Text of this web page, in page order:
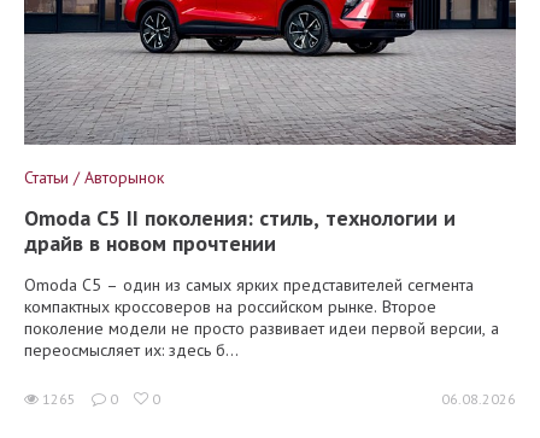
Статьи / Авторынок
Omoda C5 II поколения: стиль, технологии и
драйв в новом прочтении
Omoda C5 – один из самых ярких представителей сегмента
компактных кроссоверов на российском рынке. Второе
поколение модели не просто развивает идеи первой версии, а
переосмысляет их: здесь б...
1265 0 0 06.08.2026